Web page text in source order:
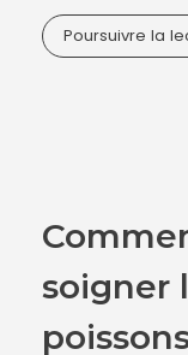
Poursuivre la
soigner